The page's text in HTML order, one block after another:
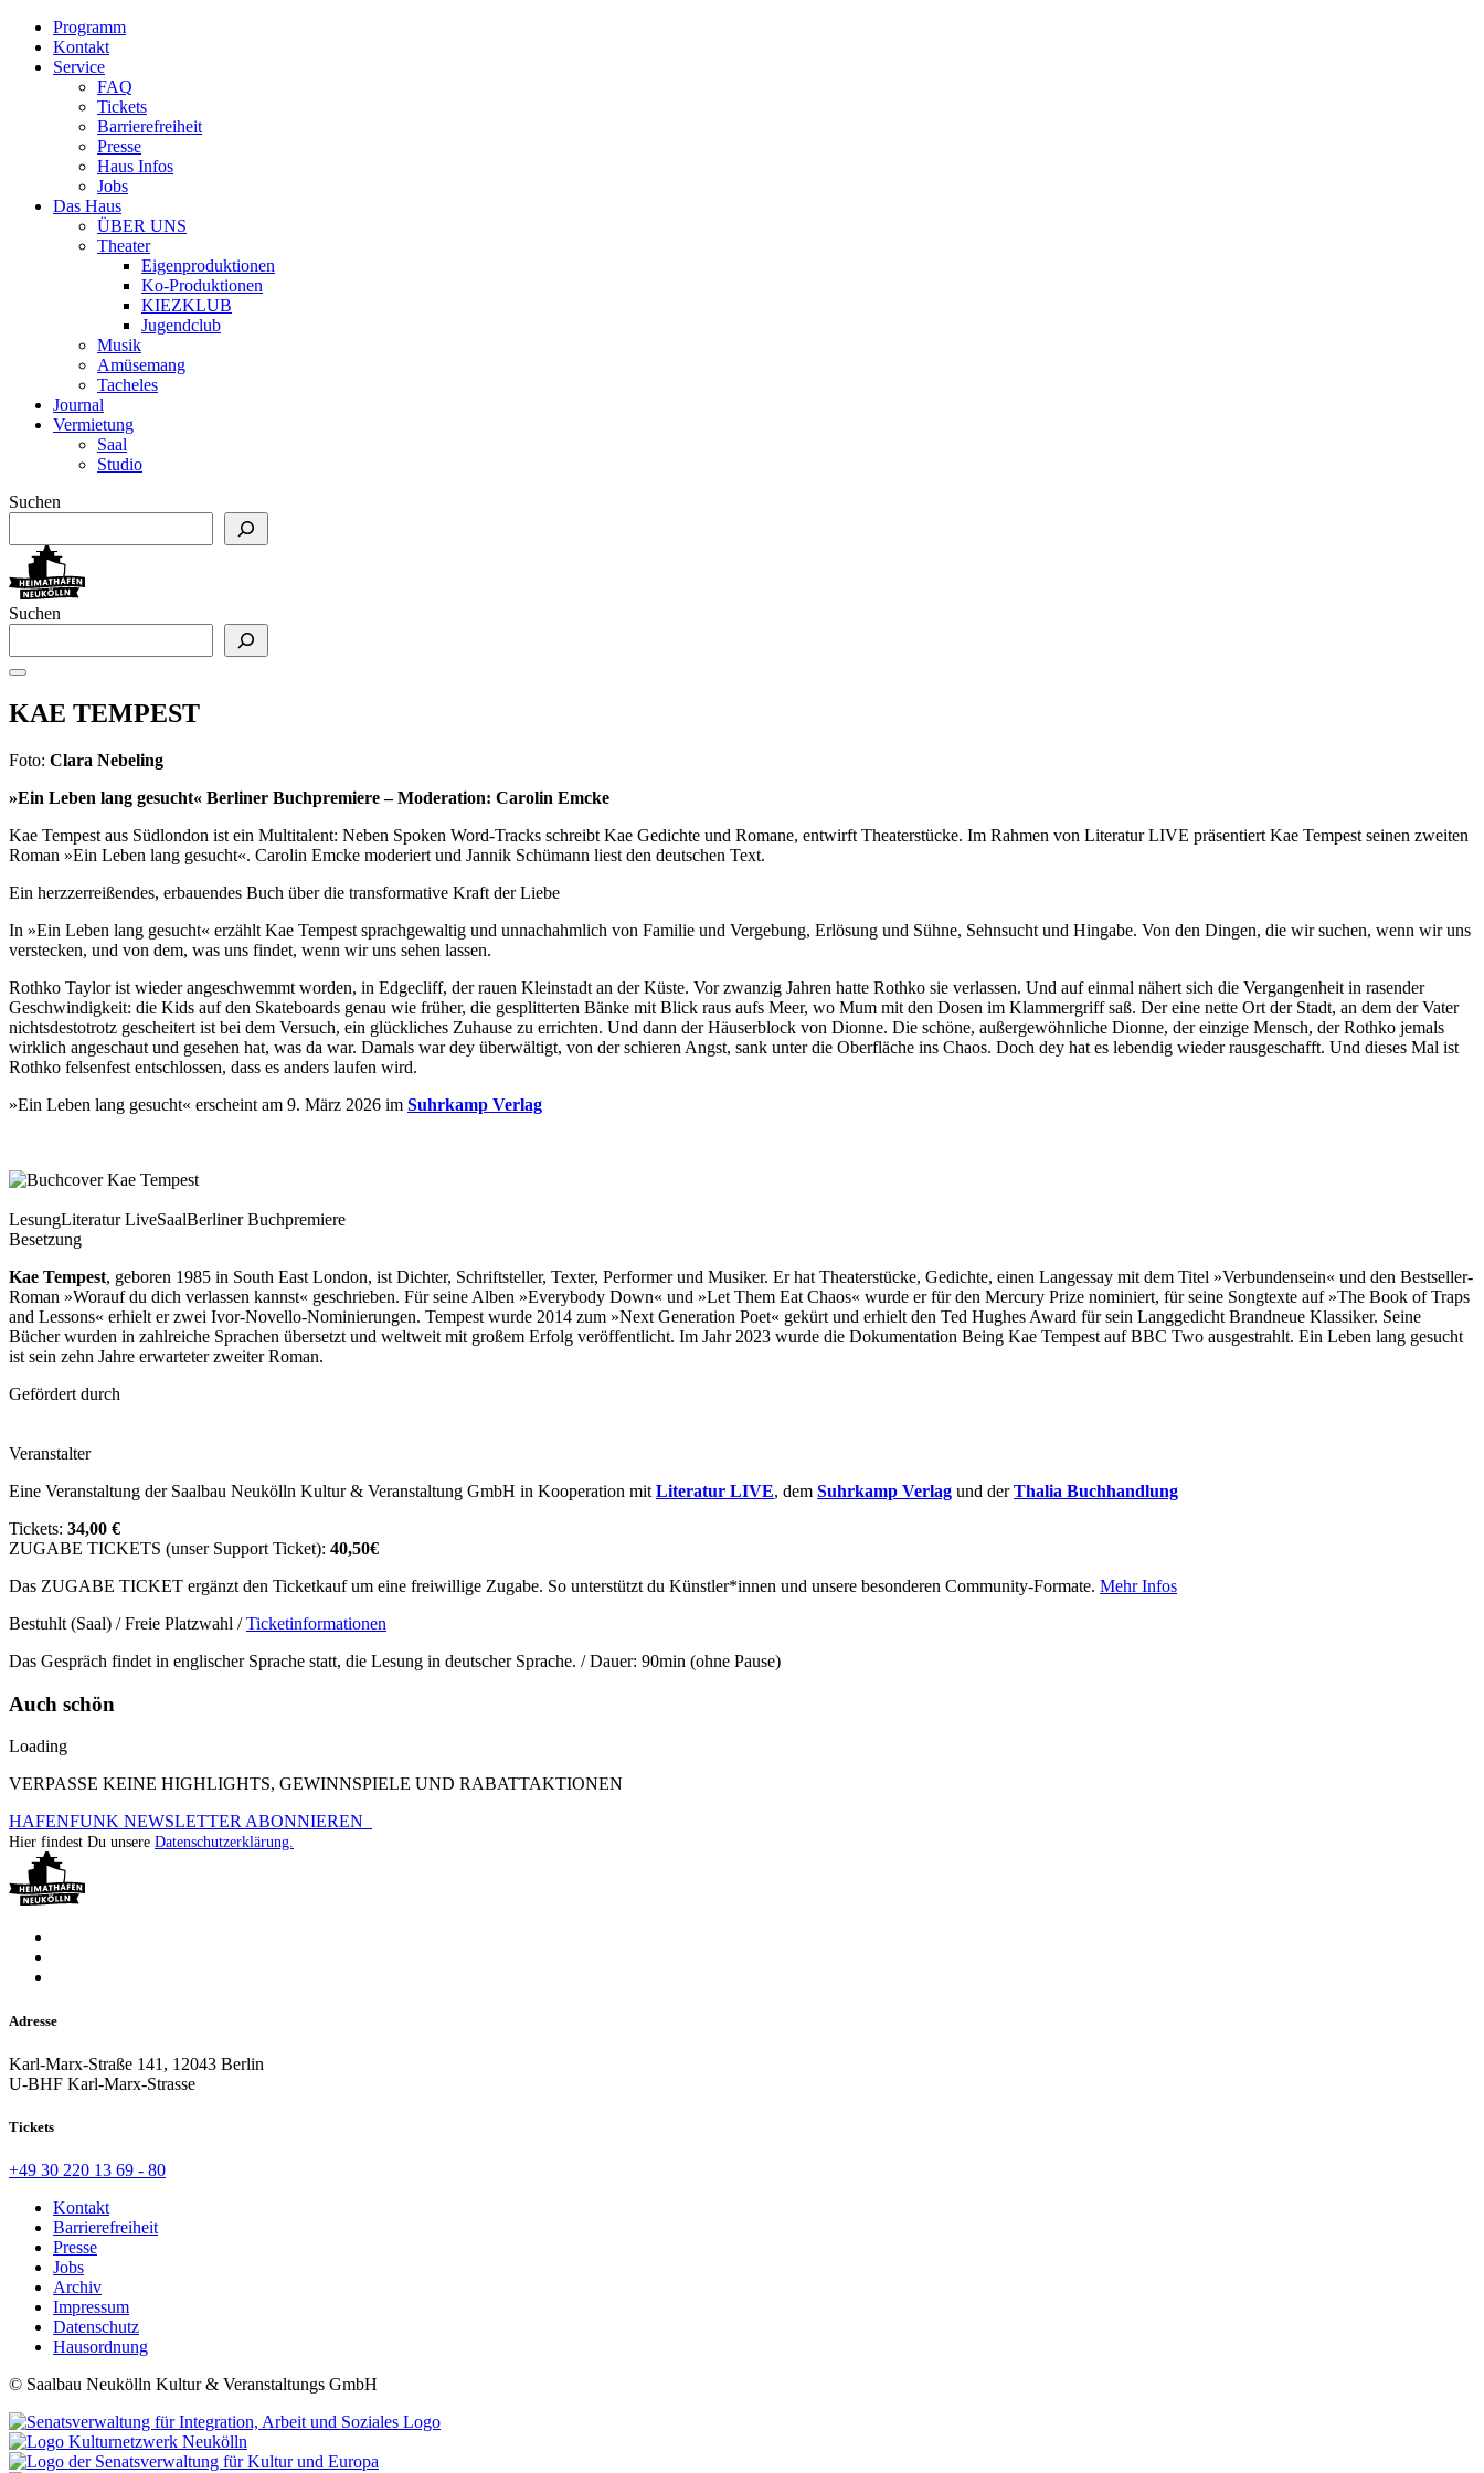
Programm
Kontakt
Service
FAQ
Tickets
Barrierefreiheit
Presse
Haus Infos
Jobs
Das Haus
ÜBER UNS
Theater
Eigenproduktionen
Ko-Produktionen
KIEZKLUB
Jugendclub
Musik
Amüsemang
Tacheles
Journal
Vermietung
Saal
Studio
Suchen
Suchen
KAE TEMPEST
Foto: Clara Nebeling
»Ein Leben lang gesucht« Berliner Buchpremiere – Moderation: Carolin Emcke
Kae Tempest aus Südlondon ist ein Multitalent: Neben Spoken Word-Tracks schreibt Kae Gedichte und Romane, entwirft Theaterstücke. Im Rahmen von Literatur LIVE präsentiert Kae Tempest seinen zweiten
Roman »Ein Leben lang gesucht«. Carolin Emcke moderiert und Jannik Schümann liest den deutschen Text.
Ein herzzerreißendes, erbauendes Buch über die transformative Kraft der Liebe
In »Ein Leben lang gesucht« erzählt Kae Tempest sprachgewaltig und unnachahmlich von Familie und Vergebung, Erlösung und Sühne, Sehnsucht und Hingabe. Von den Dingen, die wir suchen, wenn wir uns
verstecken, und von dem, was uns findet, wenn wir uns sehen lassen.
Rothko Taylor ist wieder angeschwemmt worden, in Edgecliff, der rauen Kleinstadt an der Küste. Vor zwanzig Jahren hatte Rothko sie verlassen. Und auf einmal nähert sich die Vergangenheit in rasender
Geschwindigkeit: die Kids auf den Skateboards genau wie früher, die gesplitterten Bänke mit Blick raus aufs Meer, wo Mum mit den Dosen im Klammergriff saß. Der eine nette Ort der Stadt, an dem der Vater
nichtsdestotrotz gescheitert ist bei dem Versuch, ein glückliches Zuhause zu errichten. Und dann der Häuserblock von Dionne. Die schöne, außergewöhnliche Dionne, der einzige Mensch, der Rothko jemals
wirklich angeschaut und gesehen hat, was da war. Damals war dey überwältigt, von der schieren Angst, sank unter die Oberfläche ins Chaos. Doch dey hat es lebendig wieder rausgeschafft. Und dieses Mal ist
Rothko felsenfest entschlossen, dass es anders laufen wird.
»Ein Leben lang gesucht« erscheint am 9. März 2026 im Suhrkamp Verlag
LesungLiteratur LiveSaalBerliner Buchpremiere
Besetzung
Kae Tempest, geboren 1985 in South East London, ist Dichter, Schriftsteller, Texter, Performer und Musiker. Er hat Theaterstücke, Gedichte, einen Langessay mit dem Titel »Verbundensein« und den Bestseller-
Roman »Worauf du dich verlassen kannst« geschrieben. Für seine Alben »Everybody Down« und »Let Them Eat Chaos« wurde er für den Mercury Prize nominiert, für seine Songtexte auf »The Book of Traps
and Lessons« erhielt er zwei Ivor-Novello-Nominierungen. Tempest wurde 2014 zum »Next Generation Poet« gekürt und erhielt den Ted Hughes Award für sein Langgedicht Brandneue Klassiker. Seine
Bücher wurden in zahlreiche Sprachen übersetzt und weltweit mit großem Erfolg veröffentlicht. Im Jahr 2023 wurde die Dokumentation Being Kae Tempest auf BBC Two ausgestrahlt. Ein Leben lang gesucht
ist sein zehn Jahre erwarteter zweiter Roman.
Gefördert durch
Veranstalter
Eine Veranstaltung der Saalbau Neukölln Kultur & Veranstaltung GmbH in Kooperation mit Literatur LIVE, dem Suhrkamp Verlag und derThalia Buchhandlung
Tickets: 34,00 €
ZUGABE TICKETS (unser Support Ticket): 40,50€
Das ZUGABE TICKET ergänzt den Ticketkauf um eine freiwillige Zugabe. So unterstützt du Künstler*innen und unsere besonderen Community-Formate. Mehr Infos
Bestuhlt (Saal) / Freie Platzwahl /Ticketinformationen
Das Gespräch findet in englischer Sprache statt, die Lesung in deutscher Sprache. / Dauer: 90min (ohne Pause)
Auch schön
Loading
VERPASSE KEINE HIGHLIGHTS, GEWINNSPIELE UND RABATTAKTIONEN
HAFENFUNK NEWSLETTER ABONNIEREN
Hier findest Du unsere Datenschutzerklärung.
Adresse
Karl-Marx-Straße 141, 12043 Berlin
U-BHF Karl-Marx-Strasse
Tickets
+49 30 220 13 69 - 80
Kontakt
Barrierefreiheit
Presse
Jobs
Archiv
Impressum
Datenschutz
Hausordnung
© Saalbau Neukölln Kultur & Veranstaltungs GmbH